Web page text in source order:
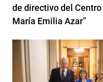
de directivo del
María Emilia Azar”